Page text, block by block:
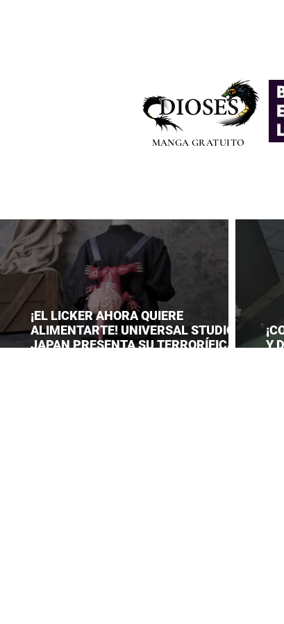
MANGA GRATUITO
¡EL LICKER AHORA QUIERE
ALIMENTARTE! UNIVERSAL STUDIOS
JAPAN PRESENTA SU TERRORÍFICA
Y